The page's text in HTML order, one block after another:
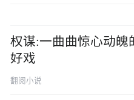
权谋:一曲曲惊心动魄
好戏
翻阅小说